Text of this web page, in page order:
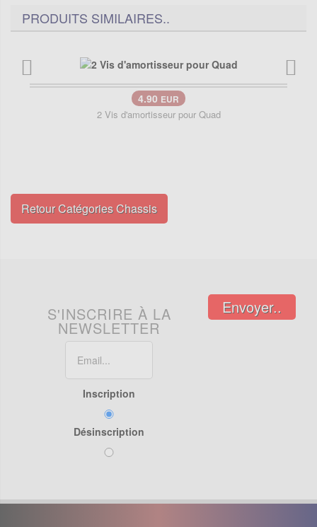
PRODUITS SIMILAIRES..
4.90 EUR
2 Vis d'amortisseur pour Quad
Retour Catégories Chassis
S'INSCRIRE À LA
NEWSLETTER
Inscription
Désinscription
Envoyer..